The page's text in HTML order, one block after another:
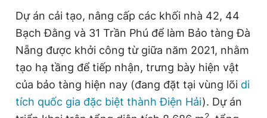
Dự án cải tạo, nâng cấp các khối nhà 42, 44
Bạch Đằng và 31 Trần Phú để làm Bảo tàng Đà
Nẵng được khởi công từ giữa năm 2021, nhằm
tạo hạ tầng để tiếp nhận, trưng bày hiện vật
của bảo tàng hiện nay (đang đặt tại vùng lõi di
tích quốc gia đặc biệt thành Điện Hải). Dự án
2